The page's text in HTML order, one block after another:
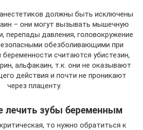
должны быть исключены
– они могут вызывать мышечную
перепады давления, головокружение
обезболивающими при
беременности считаются убистезин,
альфакаин, т.к. они не оказывают
действия и почти не проникают
через плаценту.
лечить зубы беременным
то нужно обратиться к